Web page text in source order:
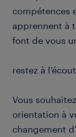
compétences
apprennent à
font de vous
restez à
Vous
orientation à
changement